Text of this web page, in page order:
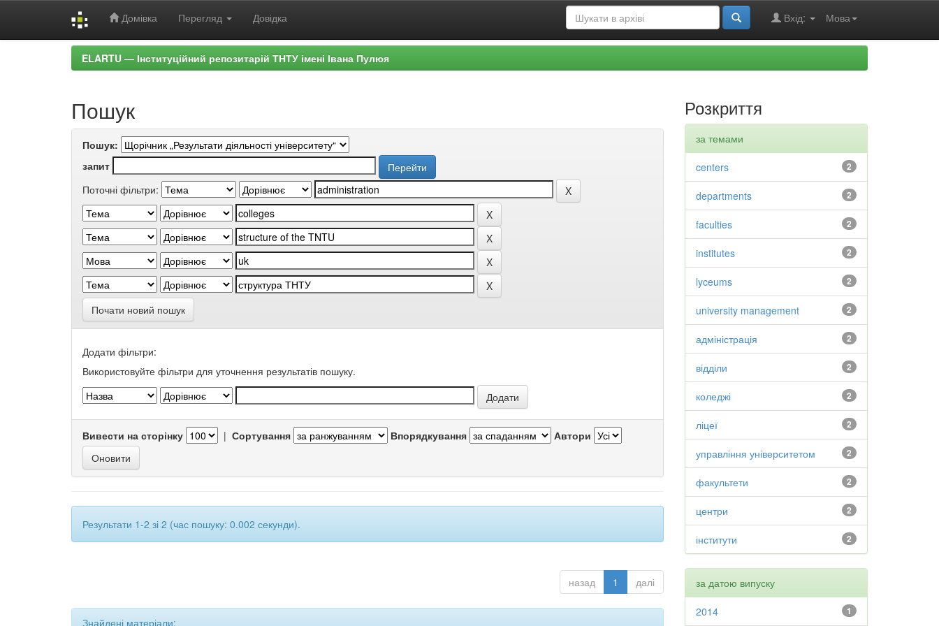
Домівка Перегляд Довідка Мова
Вхід:
ELARTU — Інституційний репозитарій ТНТУ імені Івана Пулюя
Пошук
Пошук:
запит
Поточні фільтри:
Почати новий пошук
Додати фільтри:
Використовуйте фільтри для уточнення результатів пошуку.
Вивести на сторінку | Сортування Впорядкування Автори
Результати 1-2 зі 2 (час пошуку: 0.002 секунди).
назад 1 далі
Знайдені матеріали:
Розкриття
за темами
2
centers
2
departments
2
faculties
2
institutes
2
lyceums
2
university management
2
адміністрація
2
відділи
2
коледжі
2
ліцеї
2
управління університетом
2
факультети
2
центри
2
інститути
за датою випуску
1
2014